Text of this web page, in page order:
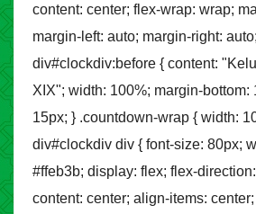
content: center; flex-wrap: wrap;
margin-left: auto; margin-right:
div#clockdiv:before { content:
XIX"; width: 100%; margin-bottom:
15px; } .countdown-wrap { width:
div#clockdiv div { font-size: 80px;
#ffeb3b; display: flex; flex-
content: center; align-items: